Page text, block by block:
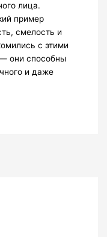
лица.
пример
смелость и
с этими
они способны
и даже